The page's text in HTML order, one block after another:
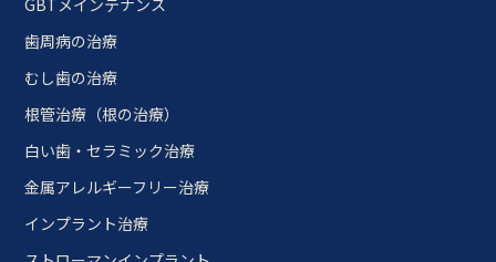
歯周病の治療
むし歯の治療
根管治療（根の治療）
白い歯・セラミック治療
金属アレルギーフリー治療
インプラント治療